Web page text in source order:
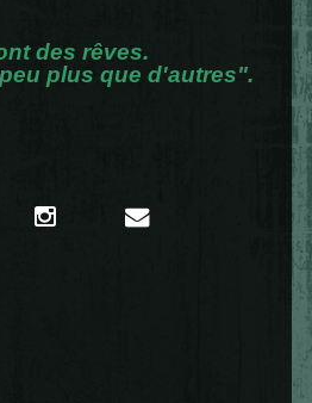
des rêves.
plus que d'autres".